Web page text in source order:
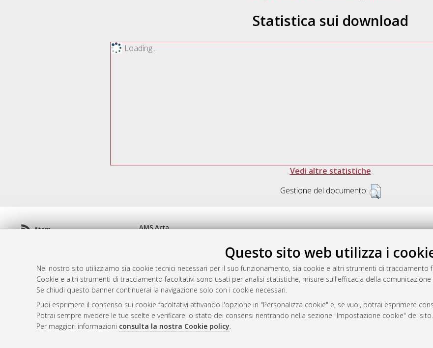
Questo sito web utilizza i
Nel nostro sito utilizziamo sia cookie tecnici necessari per il suo funzionamento, sia cookie e altri strumenti di
Cookie e altri strumenti di tracciamento facoltativi sono usati per analisi statistiche, misure sull'efficacia della
Se chiudi questo banner continuerai la navigazione solo con i cookie necessari.
Puoi esprimere il consenso sui cookie facoltativi attivando l'opzione in "Personalizza cookie" e, se vuoi, potrai esprimere
Potrai sempre rivedere le tue scelte e verificare lo stato dei consensi rientrando nella sezione "Impostazione cookie" del sito.
Per maggiori informazioni consulta la nostra Cookie policy.
Statistica sui download
Loading...
Vedi altre statistiche
Gestione del documento:
Atom
AMS Acta
doi.org/10.17616/R3P19R
Servizio implementato e gestito da
AlmaDL
Impostazioni Cookie
Informativa sulla privacy
Condizioni d'uso del sito
Mission e policies del repository